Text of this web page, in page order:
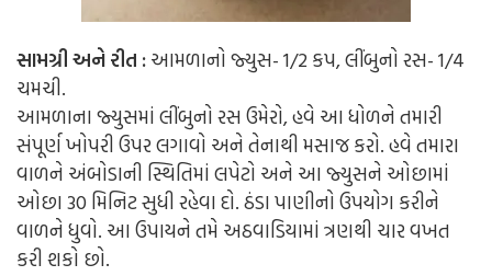
સામગ્રી અને રીત :આમળાનો જ્યુસ- 1/2 કપ, લીંબુનો રસ- 1/4
ચમચી.
આમળાના જ્યુસમાં લીંબુનો રસ ઉમેરો, હવે આ ધોળને તમારી
સંપૂર્ણ ખોપરી ઉપર લગાવો અને તેનાથી મસાજ કરો. હવે તમારા
વાળને અંબોડાની સ્થિતિમાં લપેટો અને આ જ્યુસને ઓછામાં
ઓછા 30 મિનિટ સુધી રહેવા દો. ઠંડા પાણીનો ઉપયોગ કરીને
વાળને ધુવો. આ ઉપાયને તમે અઠવાડિયામાં ત્રણથી ચાર વખત
કરી શકો છો.